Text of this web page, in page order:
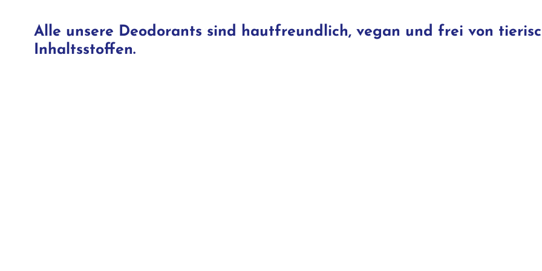
Alle unsere Deodorants sind hautfreundlich, vegan und frei von
Inhaltsstoffen.